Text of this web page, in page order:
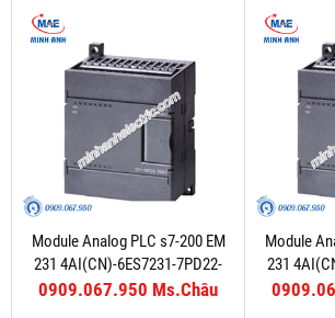
Module Analog PLC s7-200 EM
231 4AI(CN)-6ES7231-7PD22-
0XA8
0909.067.950 Ms.Châu
Module
231